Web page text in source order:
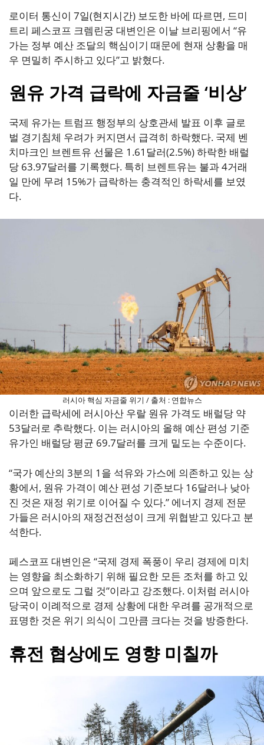
로이터 통신이 7일(현지시간) 보도한 바에 따르면, 드미
트리 페스코프 크렘린궁 대변인은 이날 브리핑에서 “유
가는 정부 예산 조달의 핵심이기 때문에 현재 상황을 매
우 면밀히 주시하고 있다”고 밝혔다.
원유 가격 급락에 자금줄 ‘비상’
국제 유가는 트럼프 행정부의 상호관세 발표 이후 글로
벌 경기침체 우려가 커지면서 급격히 하락했다. 국제 벤
치마크인 브렌트유 선물은 1.61달러(2.5%) 하락한 배럴
당 63.97달러를 기록했다. 특히 브렌트유는 불과 4거래
일 만에 무려 15%가 급락하는 충격적인 하락세를 보였
다.
러시아 핵심 자금줄 위기 / 출처 : 연합뉴스
이러한 급락세에 러시아산 우랄 원유 가격도 배럴당 약
53달러로 추락했다. 이는 러시아의 올해 예산 편성 기준
유가인 배럴당 평균 69.7달러를 크게 밑도는 수준이다.
“국가 예산의 3분의 1을 석유와 가스에 의존하고 있는 상
황에서, 원유 가격이 예산 편성 기준보다 16달러나 낮아
진 것은 재정 위기로 이어질 수 있다.” 에너지 경제 전문
가들은 러시아의 재정건전성이 크게 위협받고 있다고 분
석한다.
페스코프 대변인은 “국제 경제 폭풍이 우리 경제에 미치
는 영향을 최소화하기 위해 필요한 모든 조처를 하고 있
으며 앞으로도 그럴 것”이라고 강조했다. 이처럼 러시아
당국이 이례적으로 경제 상황에 대한 우려를 공개적으로
표명한 것은 위기 의식이 그만큼 크다는 것을 방증한다.
휴전 협상에도 영향 미칠까